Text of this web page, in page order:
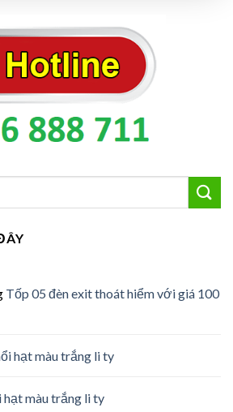
Tốp 05 đèn exit thoát hiểm với giá 100
hạt màu trắng li ty
màu trắng li ty